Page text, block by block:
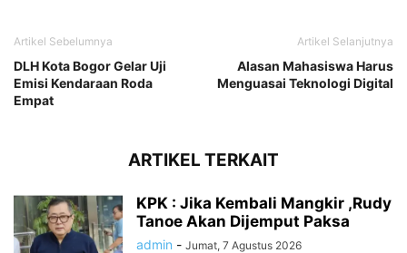
Artikel Sebelumnya
DLH Kota Bogor Gelar Uji
Emisi Kendaraan Roda
Empat
Artikel Selanjutnya
Alasan Mahasiswa Harus
Menguasai Teknologi Digital
ARTIKEL TERKAIT
KPK : Jika Kembali Mangkir ,Rudy
Tanoe Akan Dijemput Paksa
admin - Jumat, 7 Agustus 2026